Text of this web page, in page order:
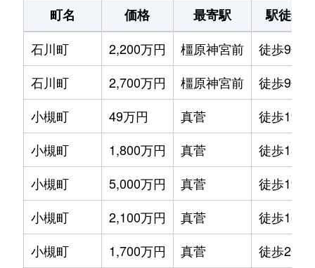
上品寺町
990万円 大和八木
徒歩20分
新賀町
2,200万円 大和八木
徒歩8分
新賀町
2,800万円 大和八木
徒歩3分
新賀町
1,300万円 大和八木
徒歩5分
新賀町
3,500万円 大和八木
徒歩3分
土橋町
540万円 真菅
徒歩4分
内膳町
2,400万円 大和八木
徒歩5分
中曽司町
1,400万円 真菅
徒歩8分
町名 価格 最寄駅
駅徒歩
石川町
2,200万円 橿原神宮前
徒歩9分
石川町
2,700万円 橿原神宮前
徒歩9分
小槻町
49万円 真菅
徒歩19分
小槻町
1,800万円 真菅
徒歩15分
小槻町
5,000万円 真菅
徒歩19分
小槻町
2,100万円 真菅
徒歩16分
小槻町
1,700万円 真菅
徒歩20分